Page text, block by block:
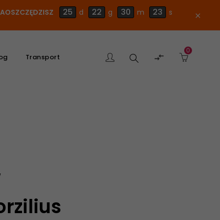
25 d 22 g 30 m 23 s close
Transport Szukaj 
0